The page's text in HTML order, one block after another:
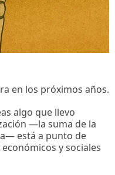
en los próximos años.
algo que llevo
—la suma de la
está a punto de
y sociales